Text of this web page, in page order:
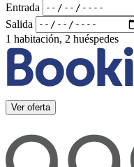
Entrada
Salida
1 habitación, 2 huéspedes
Ver oferta